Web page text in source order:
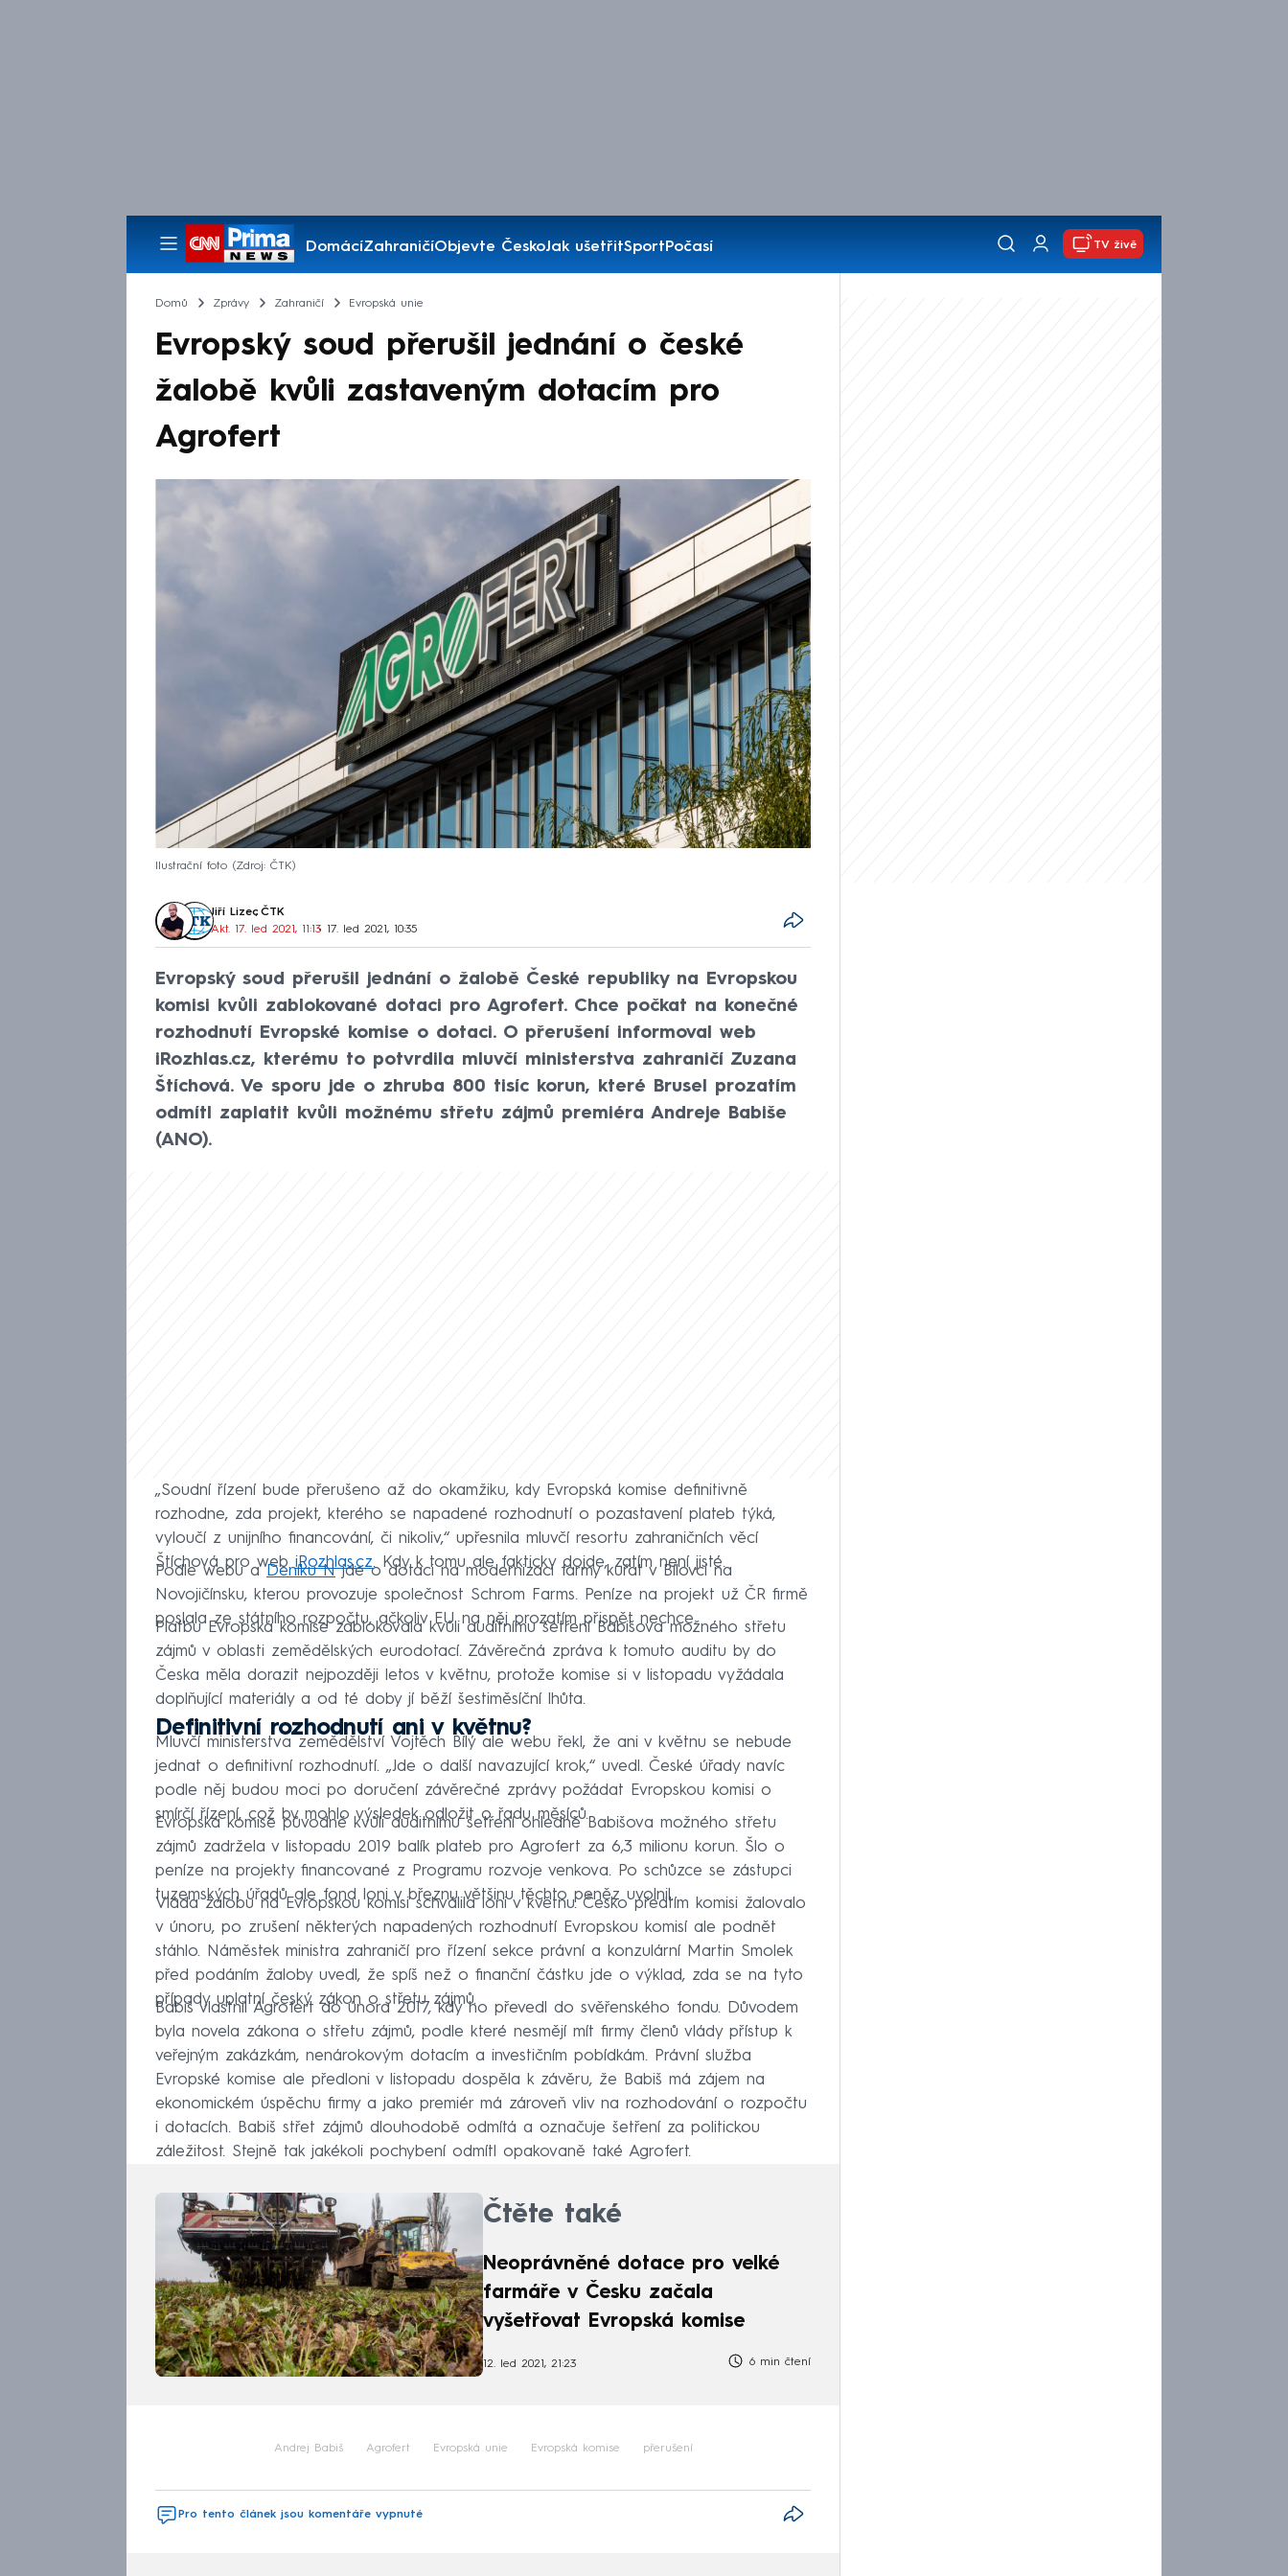
DomácíZahraničíObjevte ČeskoJak ušetřitSportPočasí
Pořady
TV živě
Domů Zprávy Zahraničí Evropská unie
Evropský soud přerušil jednání o české
žalobě kvůli zastaveným dotacím pro
Agrofert
Ilustrační foto Zdroj: ČTK
Jiří Lizec, ČTK
Akt. 17. led 2021, 11:13• 17. led 2021, 10:35
Evropský soud přerušil jednání o žalobě České republiky na Evropskou
komisi kvůli zablokované dotaci pro Agrofert. Chce počkat na konečné
rozhodnutí Evropské komise o dotaci. O přerušení informoval web
iRozhlas.cz, kterému to potvrdila mluvčí ministerstva zahraničí Zuzana
Štíchová. Ve sporu jde o zhruba 800 tisíc korun, které Brusel prozatím
odmítl zaplatit kvůli možnému střetu zájmů premiéra Andreje Babiše
(ANO).
„Soudní řízení bude přerušeno až do okamžiku, kdy Evropská komise definitivně
rozhodne, zda projekt, kterého se napadené rozhodnutí o pozastavení plateb týká,
vyloučí z unijního financování, či nikoliv,“ upřesnila mluvčí resortu zahraničních věcí
Štíchová pro web iRozhlas.cz. Kdy k tomu ale fakticky dojde, zatím není jisté.
Podle webu aDeníku Njde o dotaci na modernizaci farmy kuřat v Bílovci na
Novojičínsku, kterou provozuje společnost Schrom Farms. Peníze na projekt už ČR firmě
poslala ze státního rozpočtu, ačkoliv EU na něj prozatím přispět nechce.
Platbu Evropská komise zablokovala kvůli auditnímu šetření Babišova možného střetu
zájmů v oblasti zemědělských eurodotací. Závěrečná zpráva k tomuto auditu by do
Česka měla dorazit nejpozději letos v květnu, protože komise si v listopadu vyžádala
doplňující materiály a od té doby jí běží šestiměsíční lhůta.
Definitivní rozhodnutí ani v květnu?
Mluvčí ministerstva zemědělství Vojtěch Bílý ale webu řekl, že ani v květnu se nebude
jednat o definitivní rozhodnutí. „Jde o další navazující krok,“ uvedl. České úřady navíc
podle něj budou moci po doručení závěrečné zprávy požádat Evropskou komisi o
smírčí řízení, což by mohlo výsledek odložit o řadu měsíců.
Evropská komise původně kvůli auditnímu šetření ohledně Babišova možného střetu
zájmů zadržela v listopadu 2019 balík plateb pro Agrofert za 6,3 milionu korun. Šlo o
peníze na projekty financované z Programu rozvoje venkova. Po schůzce se zástupci
tuzemských úřadů ale fond loni v březnu většinu těchto peněz uvolnil.
Vláda žalobu na Evropskou komisi schválila loni v květnu. Česko předtím komisi žalovalo
v únoru, po zrušení některých napadených rozhodnutí Evropskou komisí ale podnět
stáhlo. Náměstek ministra zahraničí pro řízení sekce právní a konzulární Martin Smolek
před podáním žaloby uvedl, že spíš než o finanční částku jde o výklad, zda se na tyto
případy uplatní český zákon o střetu zájmů.
Babiš vlastnil Agrofert do února 2017, kdy ho převedl do svěřenského fondu. Důvodem
byla novela zákona o střetu zájmů, podle které nesmějí mít firmy členů vlády přístup k
veřejným zakázkám, nenárokovým dotacím a investičním pobídkám. Právní služba
Evropské komise ale předloni v listopadu dospěla k závěru, že Babiš má zájem na
ekonomickém úspěchu firmy a jako premiér má zároveň vliv na rozhodování o rozpočtu
i dotacích. Babiš střet zájmů dlouhodobě odmítá a označuje šetření za politickou
záležitost. Stejně tak jakékoli pochybení odmítl opakovaně také Agrofert.
Čtěte také
Neoprávněné dotace pro velké
farmáře v Česku začala
vyšetřovat Evropská komise
12. led 2021, 21:23 6 min čtení
Andrej Babiš Agrofert Evropská unie Evropská komise přerušení
Pro tento článek jsou komentáře vypnuté